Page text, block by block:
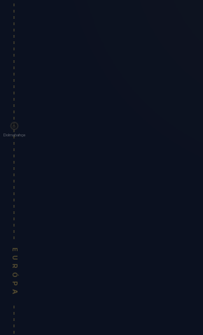
Dolmabahçe
EURÓPA